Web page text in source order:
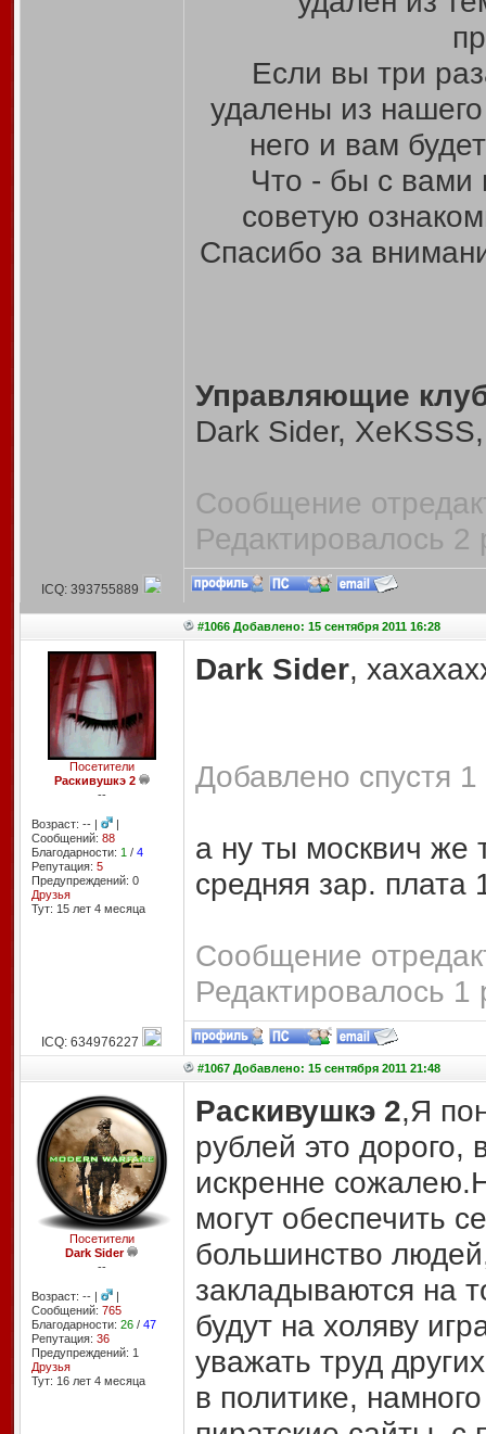
Если вы три
удалены из
него и вам
Что - бы с вами
советую
Спасибо за
Управляющие
Dark Sider,
Сообщение
Редактировалось 2
ICQ: 393755889
#1066 Добавлено: 15 сентября 2011 16:28
Посетители
Раскивушкэ 2
--
Возраст: -- |
|
Сообщений: 88
Благодарности: 1 / 4
Репутация: 5
Предупреждений: 0
Друзья
Тут: 15 лет 4 месяцa
Dark Sider,
Добавлено спустя
а ну ты москвич же
средняя зар. плата
Сообщение
Редактировалось 1
ICQ: 634976227
#1067 Добавлено: 15 сентября 2011 21:48
Посетители
Dark Sider
--
Возраст: -- |
|
Сообщений: 765
Благодарности: 26/ 47
Репутация: 36
Предупреждений: 1
Друзья
Тут: 16 лет 4 месяцa
Раскивушкэ 2,Я
рублей это
искренне
могут обеспечить
большинство
закладываются на
будут на холяву
уважать труд
в политике,